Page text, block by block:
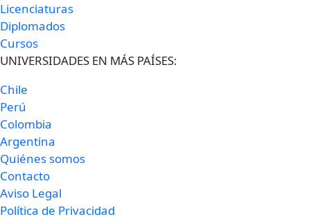
Licenciaturas
Diplomados
Cursos
UNIVERSIDADES EN MÁS PAÍSES:
Chile
Perú
Colombia
Argentina
Quiénes somos
Contacto
Aviso Legal
Política de Privacidad